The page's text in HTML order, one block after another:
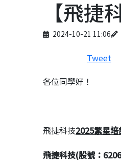
【飛
Published on
2024-10-21 11:06
Author
Tweet
各位同學好！
飛捷科技2025繁星培
飛捷科技(股號：